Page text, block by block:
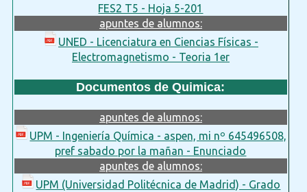
FES2 T5 - Hoja 5-201
apuntes de alumnos:
UNED - Licenciatura en Ciencias Físicas -
Electromagnetismo - Teoria 1er
Documentos de Quimica:
apuntes de alumnos:
UPM - Ingeniería Química - aspen, mi nº 645496508,
pref sabado por la mañan - Enunciado
apuntes de alumnos:
UPM (Universidad Politécnica de Madrid) - Grado